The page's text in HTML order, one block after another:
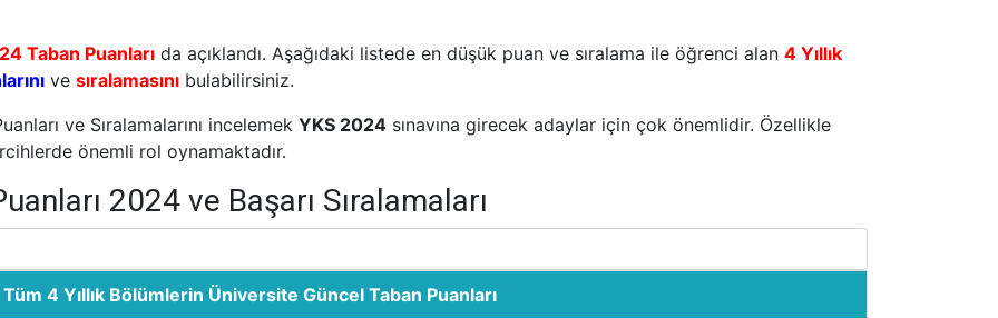
Taban Puanları da açıklandı. Aşağıdaki listede en düşük puan ve sıralama ile öğrenci alan 4 Yıllık
ve sıralamasını bulabilirsiniz.
ve Sıralamalarını incelemek YKS 2024 sınavına girecek adaylar için çok önemlidir. Özellikle
önemli rol oynamaktadır.
2024 ve Başarı Sıralamaları
Tüm 4 Yıllık Bölümlerin Üniversite Güncel Taban Puanları